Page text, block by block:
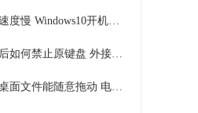
win1123h2开机速度慢 Windows10开机慢解决方法
win11外接键盘后如何禁止原键盘 外接键盘后如何停用笔记本键盘
win11如何调整桌面文件能随意拖动 电脑桌面图标拖动功能